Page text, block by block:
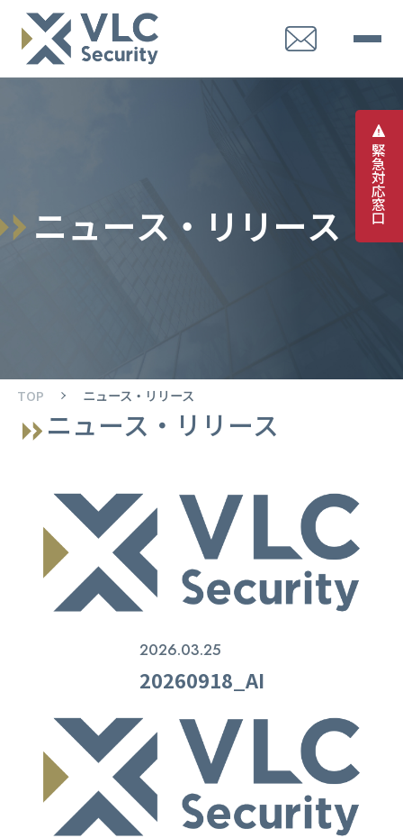
緊
急
対
応
窓
口
ニュース ・ リ リ ース
TOP ニュース・リリース
ニュース・リリース
2026.03.25
20260918_AI